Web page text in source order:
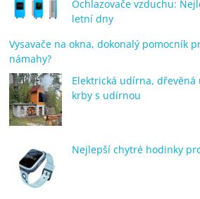
Ochlazovače vzduchu:
letní dny
Vysavače na okna, dokonalý pomocník
námahy?
Elektrická udírna,
krby s udírnou
Nejlepší chytré hodinky